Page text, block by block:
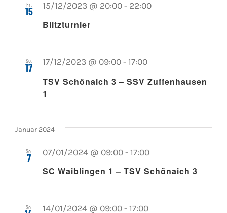
Fr.
15
Blitzturnier
15/12/2023 @ 20:00 - 22:00
So.
17
TSV Schönaich 3 – SSV Zuffenhausen
1
17/12/2023 @ 09:00 - 17:00
Januar 2024
So.
7
SC Waiblingen 1 – TSV Schönaich 3
07/01/2024 @ 09:00 - 17:00
So. 14/01/2024 @ 09:00 - 17:00